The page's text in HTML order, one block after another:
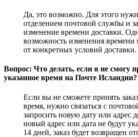
Да, это возможно. Для этого
отделением почтовой службы и
изменение времени доставки.
возможность изменения времени
от конкретных условий доставки.
Вопрос: Что делать, если я не смогу
указанное время на Почте Исландии?
Если вы не сможете принять
время, нужно связаться с
запросить новую дату или адрес
новый адрес или дата не будут
14 дней, заказ будет возвращен